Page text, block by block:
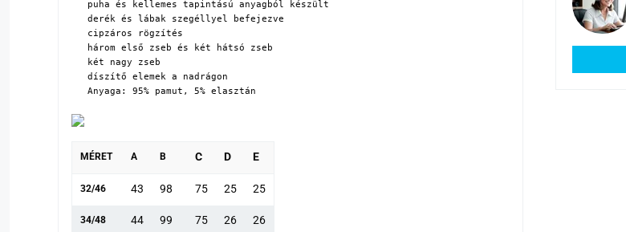
puha és kellemes tapintású anyagból készült
derék és lábak szegéllyel befejezve
cipzáros rögzítés
három első zseb és két hátsó zseb
két nagy zseb
díszítő elemek a nadrágon
Anyaga: 95% pamut, 5% elasztán
MÉRET A B C D E
32/46 43 98 75 25 25
34/48 44 99 75 26 26